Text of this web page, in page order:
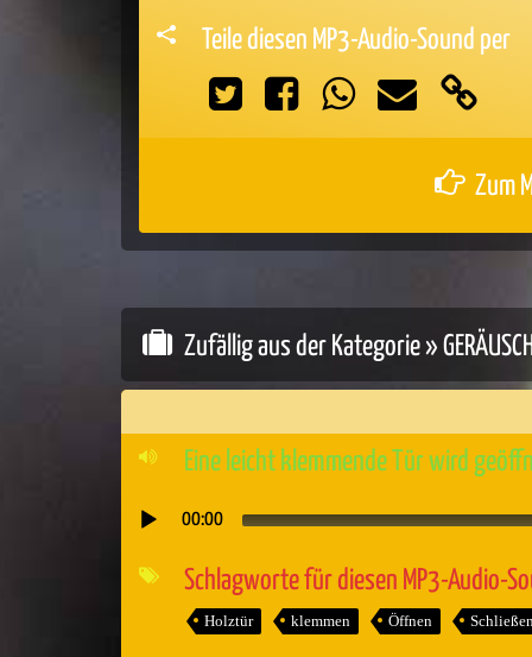
Teile diesen MP3-Audio-Sound per
Zum
Zufällig aus der Kategorie »
Eine leicht klemmende Tür wird
Audio-
Player
00:00
Schlagworte für diesen MP3-Audio-
Holztür klemmen Öffnen Schließen